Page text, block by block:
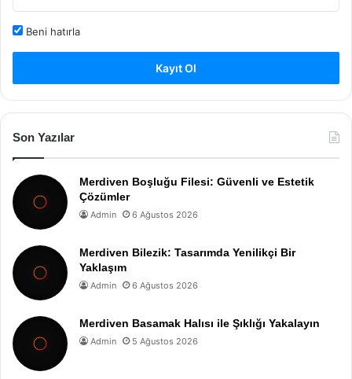
Beni hatırla
Kayıt Ol
Son Yazılar
Merdiven Boşluğu Filesi: Güvenli ve Estetik
Çözümler
Admin 6 Ağustos 2026
Merdiven Bilezik: Tasarımda Yenilikçi Bir
Yaklaşım
Admin 6 Ağustos 2026
Merdiven Basamak Halısı ile Şıklığı Yakalayın
Admin 5 Ağustos 2026